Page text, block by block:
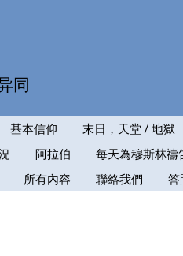
同
基本信仰 末日，天堂 / 地獄
阿拉伯 每天為穆斯林禱
所有內容 聯絡我們 答